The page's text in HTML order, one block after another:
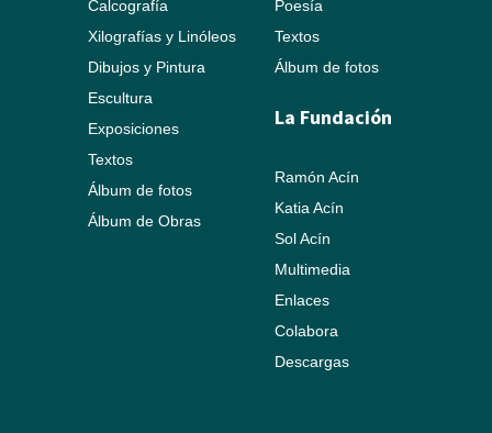
Calcografía
Xilografías y Linóleos
Dibujos y Pintura
Escultura
Exposiciones
Textos
Álbum de fotos
Álbum de Obras
Poesía
Textos
Álbum de fotos
La Fundación
Ramón Acín
Katia Acín
Sol Acín
Multimedia
Enlaces
Colabora
Descargas